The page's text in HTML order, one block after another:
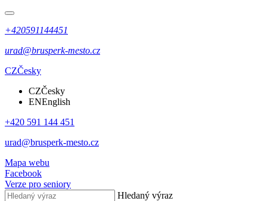
+420591144451
urad@brusperk-mesto.cz
CZČesky
CZČesky
ENEnglish
+420 591 144 451
urad@brusperk-mesto.cz
Mapa webu
Facebook
Verze pro seniory
Hledaný výraz